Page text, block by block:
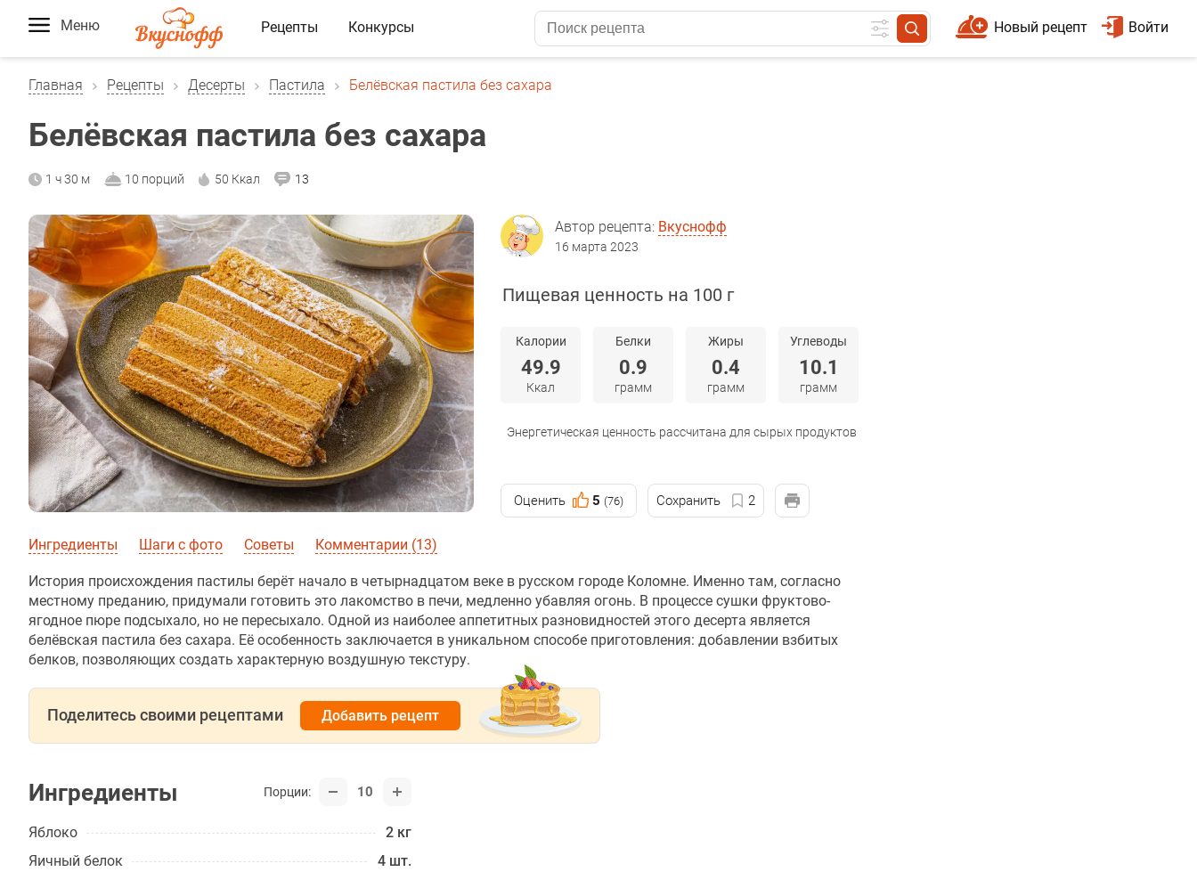
Меню Рецепты Конкурсы Войти
Новый рецепт
Главная Рецепты Десерты Пастила Белёвская пастила без сахара
Белёвская пастила без сахара
1 ч 30 м 10 порций 50 Ккал 13
Автор рецепта: Вкуснофф
16 марта 2023
Пищевая ценность на 100 г
Калории
49.9
Ккал
Белки
0.9
грамм
Жиры
0.4
грамм
Углеводы
10.1
грамм
Энергетическая ценность рассчитана для сырых продуктов
Оценить 5 (76) Сохранить 2
Ингредиенты Шаги с фото Советы Комментарии (13)
История происхождения пастилы берёт начало в четырнадцатом веке в русском городе Коломне. Именно там, согласно
местному преданию, придумали готовить это лакомство в печи, медленно убавляя огонь. В процессе сушки фруктово-
ягодное пюре подсыхало, но не пересыхало. Одной из наиболее аппетитных разновидностей этого десерта является
белёвская пастила без сахара. Её особенность заключается в уникальном способе приготовления: добавлении взбитых
белков, позволяющих создать характерную воздушную текстуру.
Поделитесь своими рецептами Добавить рецепт
Ингредиенты Порции: 10
Яблоко
2 кг
Яичный белок
4 шт.